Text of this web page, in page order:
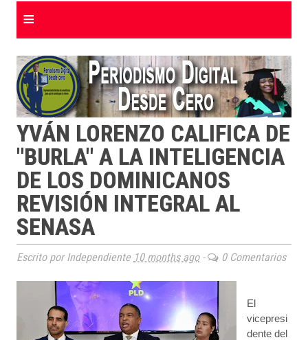
≡
YVÁN LORENZO CALIFICA DE
"BURLA" A LA INTELIGENCIA
DE LOS DOMINICANOS
REVISIÓN INTEGRAL AL
SENASA
Escrito por Independiente 10 months ago- 0 Comentarios
El
vicepresi
dente del